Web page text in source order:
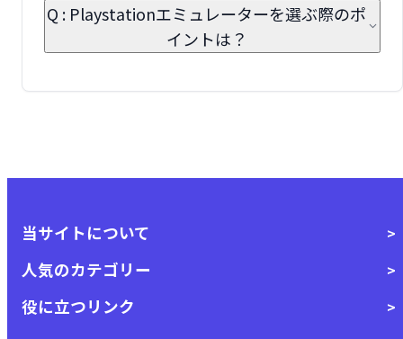
Q : Playstationエミュレーターを選ぶ際のポ
イントは？
当サイトについて
人気のカテゴリー
役に立つリンク